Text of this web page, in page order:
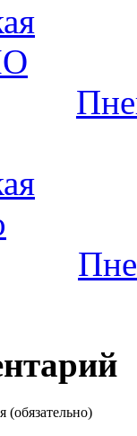
(обязательно)